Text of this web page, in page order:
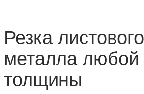
Резка листового
металла любой
толщины